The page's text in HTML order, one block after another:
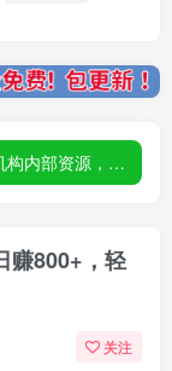
教程大全，小投入，大回报！
程大全，小投入，大回报！
赚800+，轻
关注